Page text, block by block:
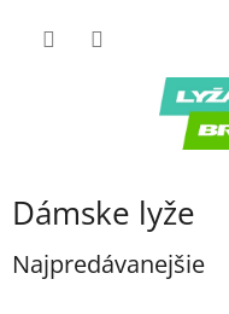
Dámske lyže
Najpredávanejšie